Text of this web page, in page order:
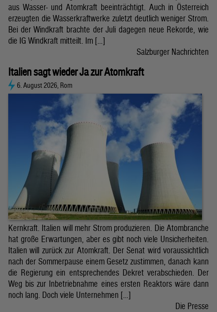
aus Wasser- und Atomkraft beeinträchtigt. Auch in Österreich
erzeugten die Wasserkraftwerke zuletzt deutlich weniger Strom.
Bei der Windkraft brachte der Juli dagegen neue Rekorde, wie
die IG Windkraft mitteilt. Im […]
Salzburger Nachrichten
Italien sagt wieder Ja zur Atomkraft
6. August 2026, Rom
Kernkraft. Italien will mehr Strom produzieren. Die Atombranche
hat große Erwartungen, aber es gibt noch viele Unsicherheiten.
Italien will zurück zur Atomkraft. Der Senat wird voraussichtlich
nach der Sommerpause einem Gesetz zustimmen, danach kann
die Regierung ein entsprechendes Dekret verabschieden. Der
Weg bis zur Inbetriebnahme eines ersten Reaktors wäre dann
noch lang. Doch viele Unternehmen […]
Die Presse